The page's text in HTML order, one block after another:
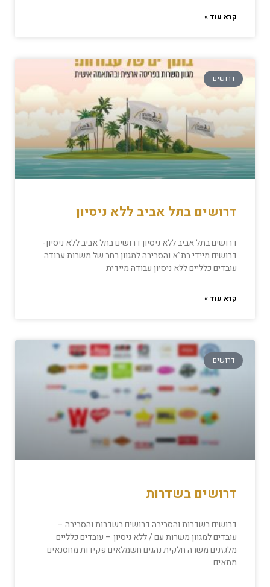
קרא עוד »
דרושים
דרושים בתל אביב ללא ניסיון
דרושים בתל אביב ללא ניסיון דרושים בתל אביב ללא ניסיון-
דרושים מיידי בת”א והסביבה למגוון רחב של משרות עבודה
עובדים כלליים ללא ניסיון עבודה מיידית
קרא עוד »
דרושים
דרושים בשדרות
דרושים בשדרות והסביבה דרושים בשדרות והסביבה –
עובדים למגוון משרות עם / ללא ניסיון – עובדים כלליים
מלגזנים משרה חלקית נהגים חשמלאים פקידות מחסנאים
מתאים